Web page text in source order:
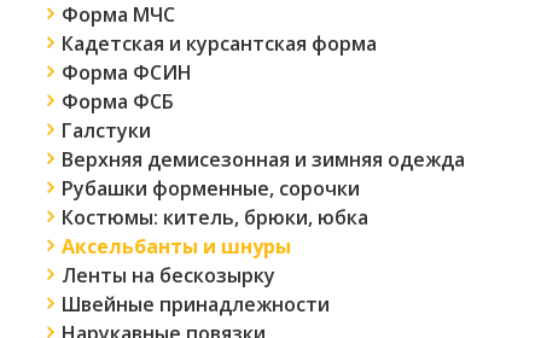
Форма МЧС
Кадетская и курсантская форма
Форма ФСИН
Форма ФСБ
Галстуки
Верхняя демисезонная и зимняя одежда
Рубашки форменные, сорочки
Костюмы: китель, брюки, юбка
Аксельбанты и шнуры
Ленты на бескозырку
Швейные принадлежности